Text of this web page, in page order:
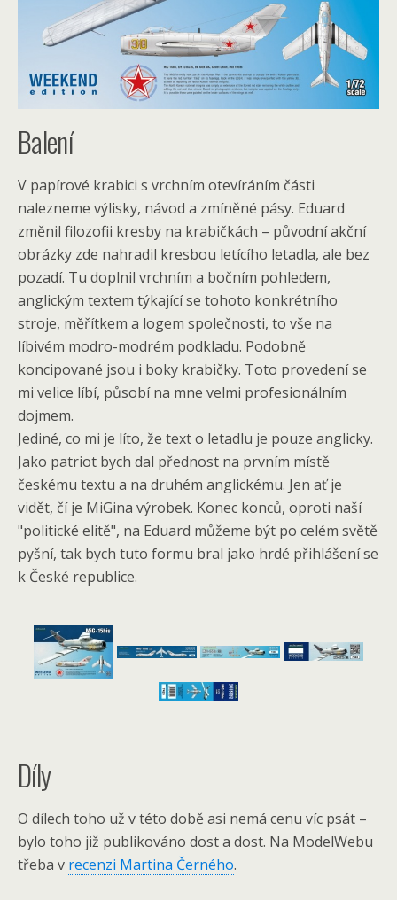
Balení
V papírové krabici s vrchním otevíráním části
nalezneme výlisky, návod a zmíněné pásy. Eduard
změnil filozofii kresby na krabičkách – původní akční
obrázky zde nahradil kresbou letícího letadla, ale bez
pozadí. Tu doplnil vrchním a bočním pohledem,
anglickým textem týkající se tohoto konkrétního
stroje, měřítkem a logem společnosti, to vše na
líbivém modro-modrém podkladu. Podobně
koncipované jsou i boky krabičky. Toto provedení se
mi velice líbí, působí na mne velmi profesionálním
dojmem.
Jediné, co mi je líto, že text o letadlu je pouze anglicky.
Jako patriot bych dal přednost na prvním místě
českému textu a na druhém anglickému. Jen ať je
vidět, čí je MiGina výrobek. Konec konců, oproti naší
"politické elitě", na Eduard můžeme být po celém světě
pyšní, tak bych tuto formu bral jako hrdé přihlášení se
k České republice.
Díly
O dílech toho už v této době asi nemá cenu víc psát –
bylo toho již publikováno dost a dost. Na ModelWebu
třeba v recenzi Martina Černého.